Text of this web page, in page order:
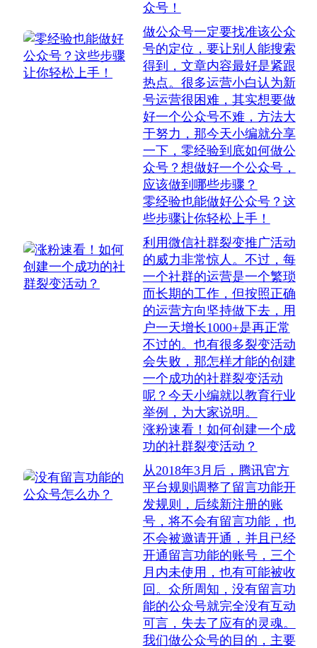
众号！
做公众号一定要找准该公众
号的定位，要让别人能搜索
得到，文章内容最好是紧跟
热点。很多运营小白认为新
号运营很困难，其实想要做
好一个公众号不难，方法大
于努力，那今天小编就分享
一下，零经验到底如何做公
众号？想做好一个公众号，
应该做到哪些步骤？
零经验也能做好公众号？这
些步骤让你轻松上手！
利用微信社群裂变推广活动
的威力非常惊人。不过，每
一个社群的运营是一个繁琐
而长期的工作，但按照正确
的运营方向坚持做下去，用
户一天增长1000+是再正常
不过的。也有很多裂变活动
会失败，那怎样才能的创建
一个成功的社群裂变活动
呢？今天小编就以教育行业
举例，为大家说明。
涨粉速看！如何创建一个成
功的社群裂变活动？
从2018年3月后，腾讯官方
平台规则调整了留言功能开
发规则，后续新注册的账
号，将不会有留言功能，也
不会被邀请开通，并且已经
开通留言功能的账号，三个
月内未使用，也有可能被收
回。众所周知，没有留言功
能的公众号就完全没有互动
可言，失去了应有的灵魂。
我们做公众号的目的，主要